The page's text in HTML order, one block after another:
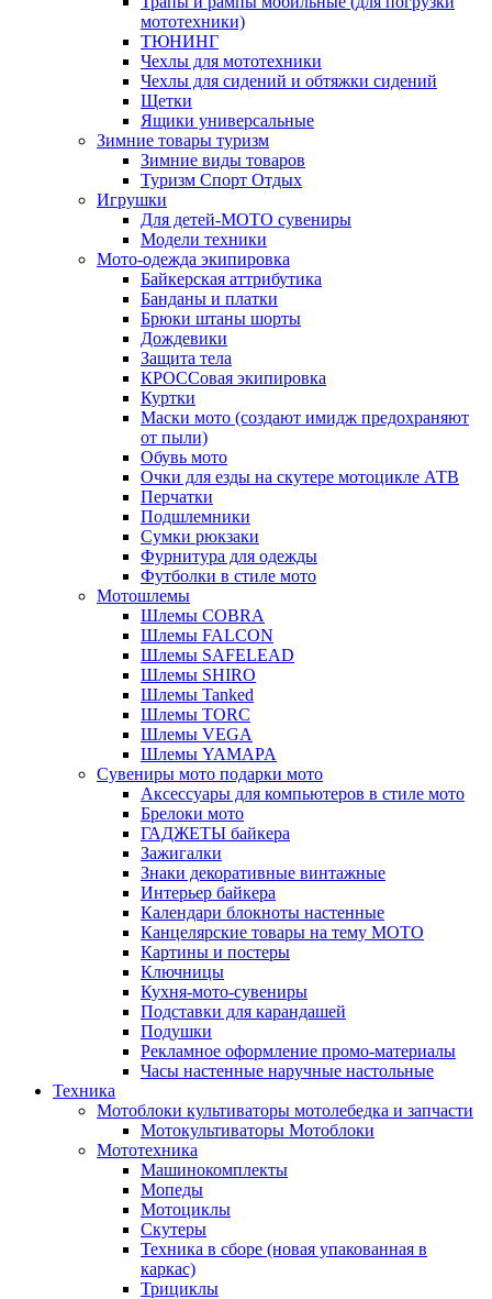
мототехники)
ТЮНИНГ
Чехлы для мототехники
Чехлы для сидений и обтяжки сидений
Щетки
Ящики универсальные
Зимние товары туризм
Зимние виды товаров
Туризм Спорт Отдых
Игрушки
Для детей-МОТО сувениры
Модели техники
Мото-одежда экипировка
Байкерская аттрибутика
Банданы и платки
Брюки штаны шорты
Дождевики
Защита тела
КРОССовая экипировка
Куртки
Маски мото (создают имидж предохраняют
от пыли)
Обувь мото
Очки для езды на скутере мотоцикле АТВ
Перчатки
Подшлемники
Сумки рюкзаки
Фурнитура для одежды
Футболки в стиле мото
Мотошлемы
Шлемы COBRA
Шлемы FALCON
Шлемы SAFELEAD
Шлемы SHIRO
Шлемы Tanked
Шлемы TORC
Шлемы VEGA
Шлемы YAMAPA
Сувениры мото подарки мото
Аксессуары для компьютеров в стиле мото
Брелоки мото
ГАДЖЕТЫ байкера
Зажигалки
Знаки декоративные винтажные
Интерьер байкера
Календари блокноты настенные
Канцелярские товары на тему МОТО
Картины и постеры
Ключницы
Кухня-мото-сувениры
Подставки для карандашей
Подушки
Рекламное оформление промо-материалы
Часы настенные наручные настольные
Техника
Мотоблоки культиваторы мотолебедка и запчасти
Мотокультиваторы Мотоблоки
Мототехника
Машинокомплекты
Мопеды
Мотоциклы
Скутеры
Техника в сборе (новая упакованная в
каркас)
Трициклы